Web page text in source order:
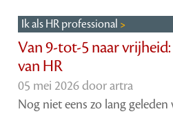
Ik als HR professional
Van 9-tot-5 naar
van HR
05 mei 2026 doorartra
Nog niet eens zo lang geleden